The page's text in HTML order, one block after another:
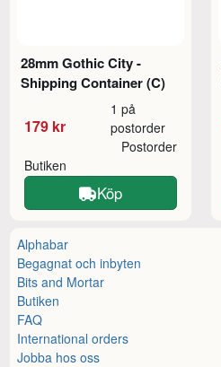
28mm Gothic City -
Shipping Container (C)
179 kr
1 på
postorder
Butiken
Postorder
Köp
Alphabar
Begagnat och inbyten
Bits and Mortar
Butiken
FAQ
International orders
Jobba hos oss